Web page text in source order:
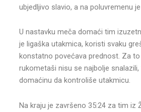
ubjedljivo slavio, a na poluvremenu
U nastavku meča domaći tim
je ligaška utakmica, koristi svaku
konstatno povećava prednost. Za
rukometaši nisu se najbolje
domaćinu da kontroliše utakmicu.
Na kraju je završeno 35:24 za tim iz